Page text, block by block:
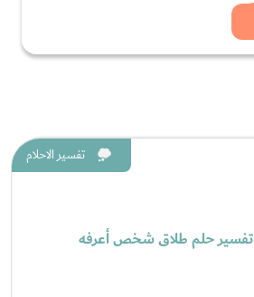
تفسير الاحلام
تفسير حلم طلاق شخص أعرفه